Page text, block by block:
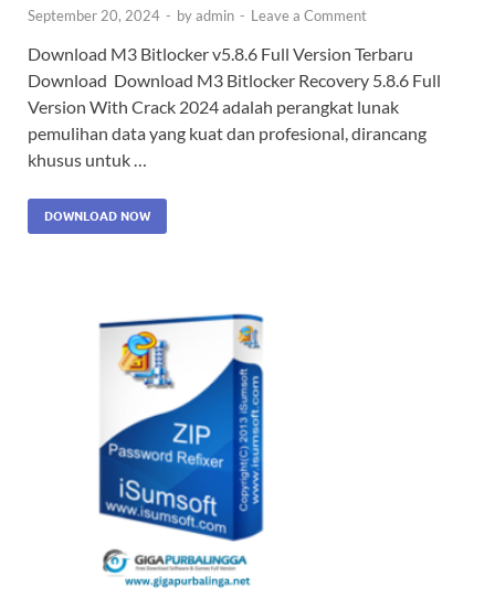
September 20, 2024 - byadmin - Leave a Comment
Download M3 Bitlocker v5.8.6 Full Version Terbaru
Download Download M3 Bitlocker Recovery 5.8.6 Full
Version With Crack 2024 adalah perangkat lunak
pemulihan data yang kuat dan profesional, dirancang
khusus untuk …
DOWNLOAD NOW